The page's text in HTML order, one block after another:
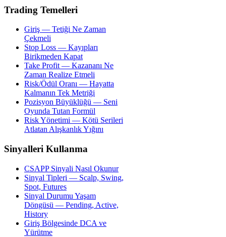
Trading Temelleri
Giriş — Tetiği Ne Zaman
Çekmeli
Stop Loss — Kayıpları
Birikmeden Kapat
Take Profit — Kazananı Ne
Zaman Realize Etmeli
Risk/Ödül Oranı — Hayatta
Kalmanın Tek Metriği
Pozisyon Büyüklüğü — Seni
Oyunda Tutan Formül
Risk Yönetimi — Kötü Serileri
Atlatan Alışkanlık Yığını
Sinyalleri Kullanma
CSAPP Sinyali Nasıl Okunur
Sinyal Tipleri — Scalp, Swing,
Spot, Futures
Sinyal Durumu Yaşam
Döngüsü — Pending, Active,
History
Giriş Bölgesinde DCA ve
Yürütme